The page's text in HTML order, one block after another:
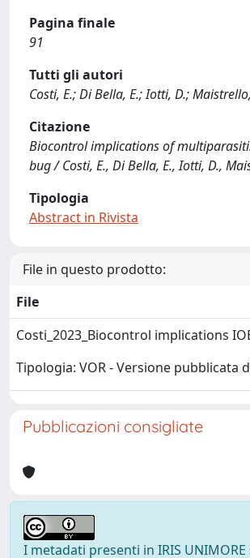
Pagina finale
91
Tutti gli autori
Costi, E.; Di Bella, E.; Iotti, D.;
Citazione
Biocontrol implications of
bug / Costi, E., Di Bella, E., Iotti, D.,
Tipologia
Abstract in Rivista
File in questo prodotto:
File
Costi_2023_Biocontrol implications
Tipologia: VOR - Versione pubblicata
Pubblicazioni consigliate
I metadati presenti in IRIS